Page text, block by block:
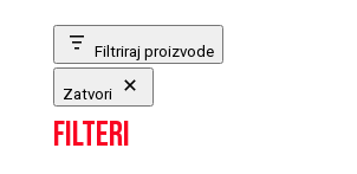
Filtriraj proizvode
Zatvori
Filteri